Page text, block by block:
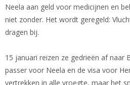
Neela aan geld voor medicijnen en
niet zonder. Het wordt geregeld:
dragen bij.
15 januari reizen ze gedrieën af naar
passer voor Neela en de visa voor
vertrekken in alle vroegte, maar het